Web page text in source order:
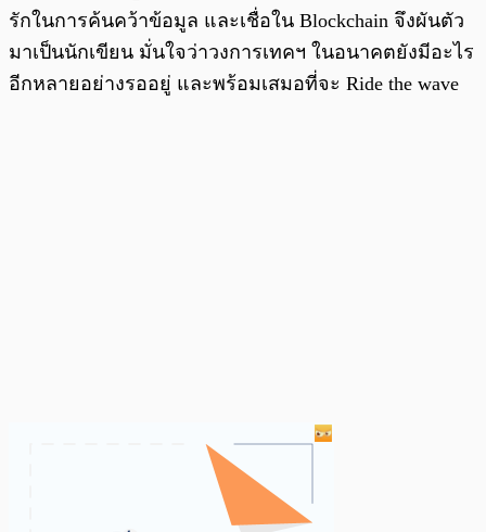
รักในการค้นคว้าข้อมูล และเชื่อใน Blockchain จึงผันตัว
มาเป็นนักเขียน มั่นใจว่าวงการเทคฯ ในอนาคตยังมีอะไร
อีกหลายอย่างรออยู่ และพร้อมเสมอที่จะ Ride the wave